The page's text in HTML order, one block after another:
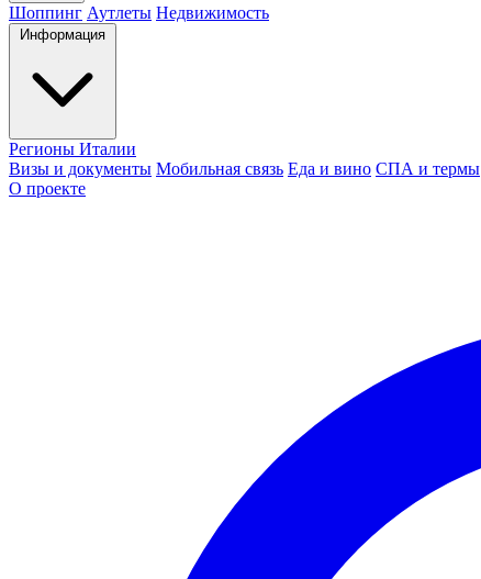
Шоппинг Аутлеты Недвижимость
Информация
Регионы Италии
Визы и документы Мобильная связь Еда и вино СПА и термы
О проекте